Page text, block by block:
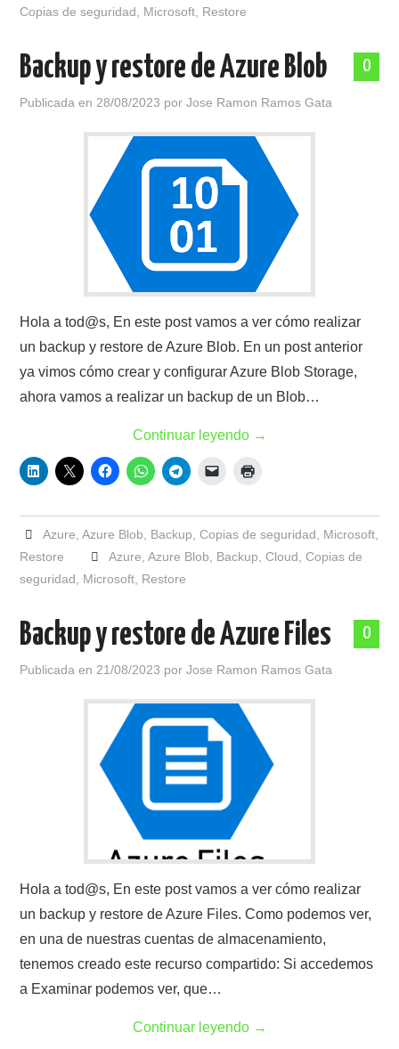
Copias de seguridad
Microsoft Restore
0
Backup y restore de Azure Blob
Publicada en 28/08/2023 porJose Ramon Ramos Gata
Hola a tod@s, En este post vamos a ver cómo realizar
un backup y restore de Azure Blob. En un post anterior
ya vimos cómo crear y configurar Azure Blob Storage,
ahora vamos a realizar un backup de un Blob…
Continuar leyendo →
Azure Azure Blob Backup Copias de seguridad Microsoft,
Restore
Azure Azure Blob Backup Cloud Copias de
seguridad
Microsoft Restore
0
Backup y restore de Azure Files
Publicada en 21/08/2023 porJose Ramon Ramos Gata
Hola a tod@s, En este post vamos a ver cómo realizar
un backup y restore de Azure Files. Como podemos ver,
en una de nuestras cuentas de almacenamiento,
tenemos creado este recurso compartido: Si accedemos
a Examinar podemos ver, que…
Continuar leyendo →